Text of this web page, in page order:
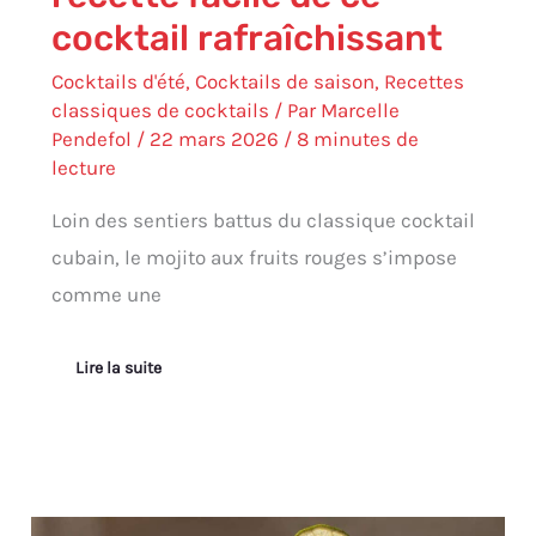
cocktail rafraîchissant
Cocktails d'été,Cocktails de saison, Recettes
classiques de cocktails / Par Marcelle
Pendefol / 22 mars 2026 / 8 minutes de
lecture
Loin des sentiers battus du classique cocktail
cubain, le mojito aux fruits rouges s’impose
comme une
Lire la suite